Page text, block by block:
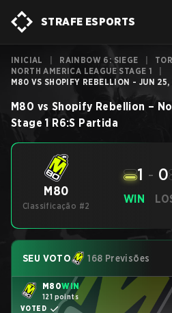
STRAFE ESPORTS
INICIAL RAINBOW 6: SIEGE
NORTH AMERICA LEAGUE STAGE 1
M80 VS SHOPIFY REBELLION - JUN
M80 vs Shopify Rebellion –
Stage 1 R6:S Partida
M80
Classificação #2
WIN
1 - 0
SEU VOTO 168 Previsões
M80WIN
121 points
VOTED